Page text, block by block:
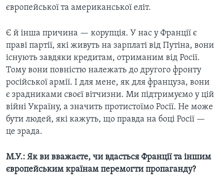
європейської та американської еліт.
Є й інша причина — корупція. У нас у Франції є
праві партії, які живуть на зарплаті від Путіна, вони
існують завдяки кредитам, отриманим від Росії.
Тому вони повністю належать до другого фронту
російської армії. І для мене, як для француза, вони
є зрадниками своєї вітчизни. Ми підтримуємо у цій
війні Україну, а значить протистоїмо Росії. Не може
бути людей, які кажуть, що правда на боці Росії —
це зрада.
М.У.: Як ви вважаєте, чи вдасться Франції та іншим
європейським країнам перемогти пропаганду?